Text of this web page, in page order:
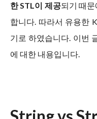
한 STL이 제공되기 때문
합니다. 따라서 유용한
기로 하였습니다. 이번
에 대한 내용입니다.